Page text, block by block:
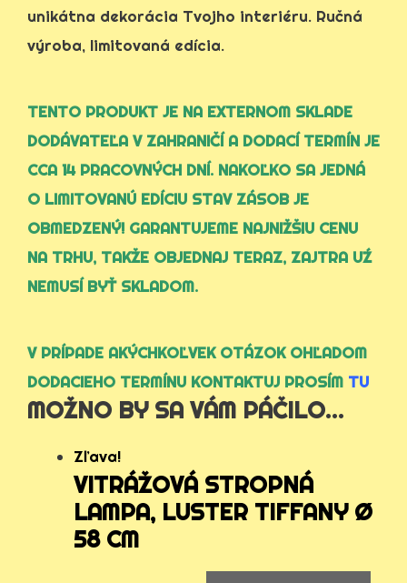
unikátna dekorácia Tvojho interiéru. Ručná
výroba, limitovaná edícia.
TENTO PRODUKT JE NA EXTERNOM SKLADE
DODÁVATEĽA V ZAHRANIČÍ A DODACÍ TERMÍN JE
CCA 14 PRACOVNÝCH DNÍ. NAKOĽKO SA JEDNÁ
O LIMITOVANÚ EDÍCIU STAV ZÁSOB JE
OBMEDZENÝ! GARANTUJEME NAJNIŽŠIU CENU
NA TRHU, TAKŽE OBJEDNAJ TERAZ, ZAJTRA UŹ
NEMUSÍ BYŤ SKLADOM.
V PRÍPADE AKÝCHKOĽVEK OTÁZOK OHĽADOM
DODACIEHO TERMÍNU KONTAKTUJ PROSÍM TU
MOŽNO BY SA VÁM PÁČILO…
Zľava!
VITRÁŽOVÁ STROPNÁ
LAMPA, LUSTER TIFFANY Ø
58 CM